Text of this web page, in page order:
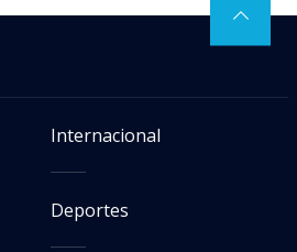
Internacional
Deportes